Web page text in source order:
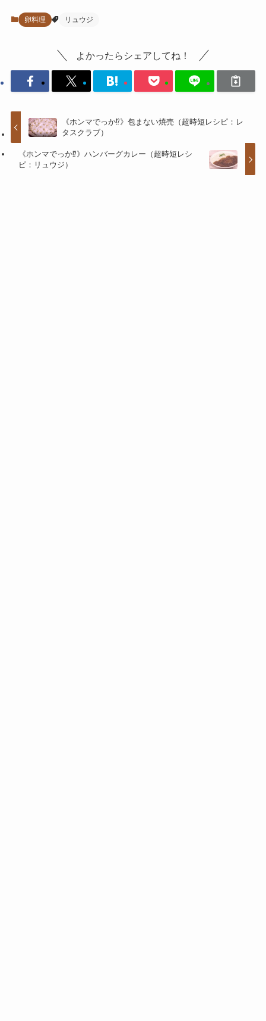
卵料理 リュウジ
よかったらシェアしてね！
《ホンマでっか⁉》包まない焼売（超時短レシピ：レ
タスクラブ）
《ホンマでっか⁉》ハンバーグカレー（超時短レシ
ピ：リュウジ）